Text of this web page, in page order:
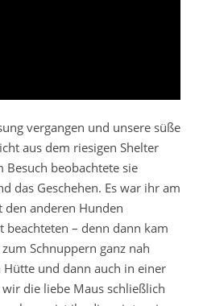
vergangen und unsere süße
aus dem riesigen Shelter
Besuch beobachtete sie
das Geschehen. Es war ihr am
anderen Hunden
beachteten – denn dann kam
Schnuppern ganz nah
und dann auch in einer
die liebe Maus schließlich